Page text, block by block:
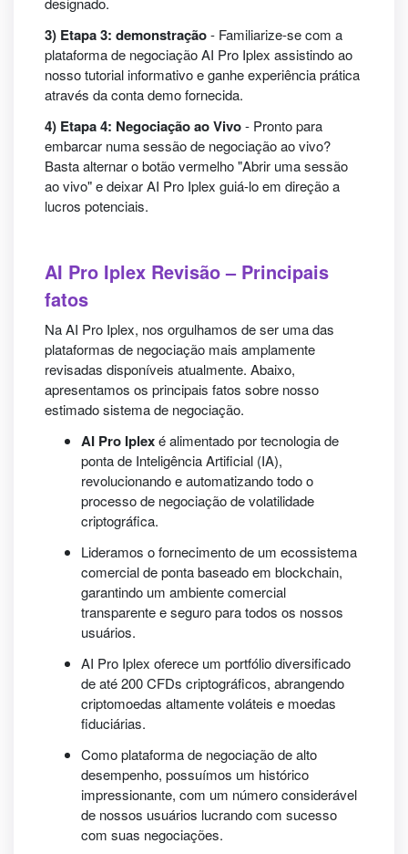
3) Etapa 3: demonstração- Familiarize-se com a
plataforma de negociação AI Pro Iplex assistindo ao
nosso tutorial informativo e ganhe experiência prática
através da conta demo fornecida.
4) Etapa 4: Negociação ao Vivo- Pronto para
embarcar numa sessão de negociação ao vivo?
Basta alternar o botão vermelho "Abrir uma sessão
ao vivo" e deixar AI Pro Iplex guiá-lo em direção a
lucros potenciais.
AI Pro Iplex Revisão – Principais
fatos
Na AI Pro Iplex, nos orgulhamos de ser uma das
plataformas de negociação mais amplamente
revisadas disponíveis atualmente. Abaixo,
apresentamos os principais fatos sobre nosso
estimado sistema de negociação.
AI Pro Iplexé alimentado por tecnologia de
ponta de Inteligência Artificial (IA),
revolucionando e automatizando todo o
processo de negociação de volatilidade
criptográfica.
Lideramos o fornecimento de um ecossistema
comercial de ponta baseado em blockchain,
garantindo um ambiente comercial
transparente e seguro para todos os nossos
usuários.
AI Pro Iplex oferece um portfólio diversificado
de até 200 CFDs criptográficos, abrangendo
criptomoedas altamente voláteis e moedas
fiduciárias.
Como plataforma de negociação de alto
desempenho, possuímos um histórico
impressionante, com um número considerável
de nossos usuários lucrando com sucesso
com suas negociações.